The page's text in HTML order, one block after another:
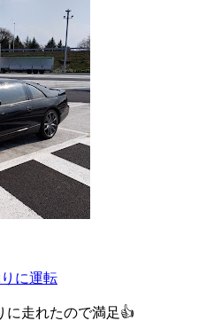
に運転
に走れたので満足👍